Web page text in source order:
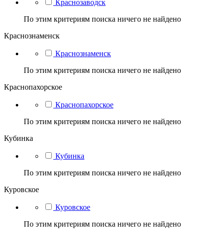
Краснозаводск
По этим критериям поиска ничего не найдено
Краснознаменск
Краснознаменск
По этим критериям поиска ничего не найдено
Краснопахорское
Краснопахорское
По этим критериям поиска ничего не найдено
Кубинка
Кубинка
По этим критериям поиска ничего не найдено
Куровское
Куровское
По этим критериям поиска ничего не найдено